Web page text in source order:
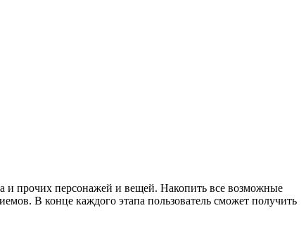
и прочих персонажей и вещей. Накопить все возможные
В конце каждого этапа пользователь сможет получить